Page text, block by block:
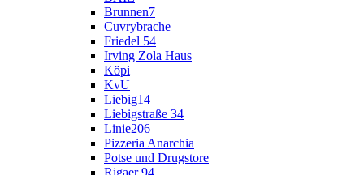
Brunnen7
Cuvrybrache
Friedel 54
Irving Zola Haus
Köpi
KvU
Liebig14
Liebigstraße 34
Linie206
Pizzeria Anarchia
Potse und Drugstore
Rigaer 94